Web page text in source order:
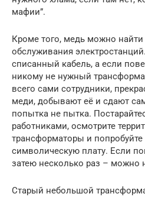
мафии”.
Кроме того, медь можно найти
обслуживания
списанный кабель, а если
никому не нужный
всего сами сотрудники,
меди, добывают её и сдают
попытка не пытка.
работниками, осмотрите
трансформаторы и попробуйте
символическую плату. Если
затею несколько раз – можно
Старый небольшой